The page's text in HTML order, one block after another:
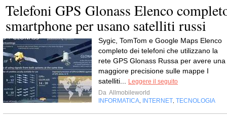
Telefoni GPS Glonass Elenco
smartphone per usano satelliti russi
Sygic, TomTom e Google Maps Elenco
completo dei telefoni che utilizzano la
rete GPS Glonass Russa per avere una
maggiore precisione sulle mappe I
satelliti...
Leggere il seguito
Da Allmobileworld
INFORMATICA
INTERNET TECNOLOGIA